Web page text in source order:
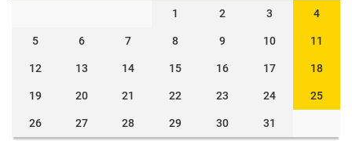
1
2 3 4
5 6 7 8 9 10 11
12 13 14 15 16 17 18
19 20 21 22 23 24 25
26 27 28 29 30 31